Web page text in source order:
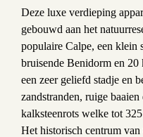
Deze luxe verdieping
gebouwd aan het
populaire Calpe, een klein
bruisende Benidorm en
een zeer geliefd stadje en
zandstranden, ruige
kalksteenrots welke tot
Het historisch centrum